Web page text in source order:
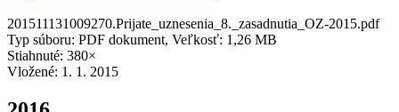
201511131009270.Prijate_uznesenia_8._zasadnutia_OZ-2015.pdf
Typ súboru: PDF dokument, Veľkosť: 1,26 MB
Stiahnuté: 380×
Vložené: 1. 1. 2015